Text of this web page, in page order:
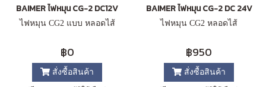
BAIMER ไฟหมุน CG-2 DC12V
ไฟหมุน CG2 แบบ หลอดไส้
฿0
สั่งซื้อสินค้า
BAIMER ไฟหมุน CG-2 DC 24V
ไฟหมุน CG2 หลอดไส้
฿950
สั่งซื้อสินค้า